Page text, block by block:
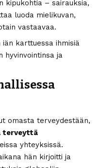
kipukohtia – sairauksia,
luoda mielikuvan,
vastaavaa.
karttuessa ihmisiä
hyvinvointinsa ja
omasta terveydestään,
terveyttä
yhteyksissä.
hän kirjoitti ja